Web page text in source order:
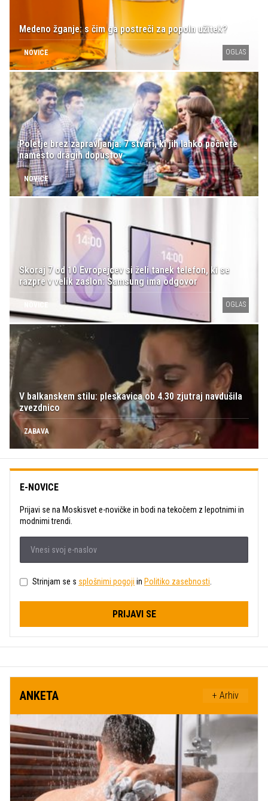
Medeno žganje: s čim ga postreči za popoln užitek?
NOVICE OGLAS
Poletje brez zapravljanja: 7 stvari, ki jih lahko počnete
namesto dragih dopustov
NOVICE
Skoraj 7 od 10 Evropejcev si želi tanek telefon, ki se
razpre v velik zaslon: Samsung ima odgovor
NOVICE OGLAS
V balkanskem stilu: pleskavica ob 4.30 zjutraj navdušila
zvezdnico
ZABAVA
E-NOVICE
Prijavi se na Moskisvet e-novičke in bodi na tekočem z lepotnimi in
modnimi trendi.
Strinjam se s splošnimi pogoji in Politiko zasebnosti
PRIJAVI SE
ANKETA + Arhiv